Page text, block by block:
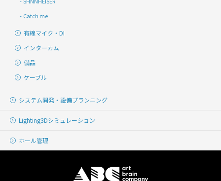
Catch me
有線マイク・DI
インターカム
備品
ケーブル
システム開発・ 設備プランニング
Lighting3Dシミュレーション
ホール管理